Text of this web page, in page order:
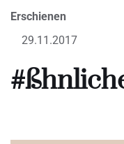
Erschienen
29.11.2017